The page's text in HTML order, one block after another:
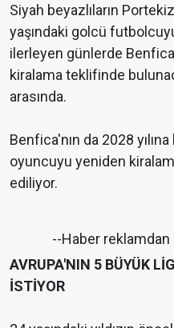
Siyah beyazlıların
yaşındaki golcü
ilerleyen günlerde
kiralama teklifinde
arasında.
Benfica'nın da 2028
oyuncuyu yeniden
ediliyor.
--Haber
AVRUPA'NIN 5 BÜYÜK
İSTİYOR